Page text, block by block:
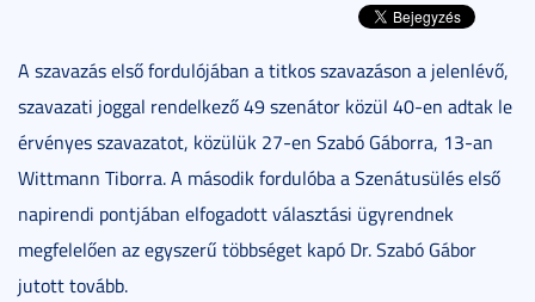
A szavazás első fordulójában a titkos szavazáson a jelenlévő,
szavazati joggal rendelkező 49 szenátor közül 40-en adtak le
érvényes szavazatot, közülük 27-en Szabó Gáborra, 13-an
Wittmann Tiborra. A második fordulóba a Szenátusülés első
napirendi pontjában elfogadott választási ügyrendnek
megfelelően az egyszerű többséget kapó Dr. Szabó Gábor
jutott tovább.